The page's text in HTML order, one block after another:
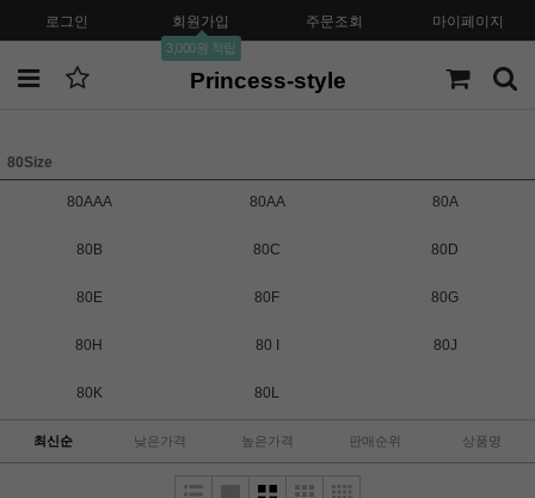
로그인 회원가입
3,000원 적립
주문조회 마이페이지
Princess-style
80Size
80AAA 80AA 80A
80B 80C 80D
80E 80F 80G
80H 80 I 80J
80K 80L
최신순 낮은가격 높은가격 판매순위 상품명